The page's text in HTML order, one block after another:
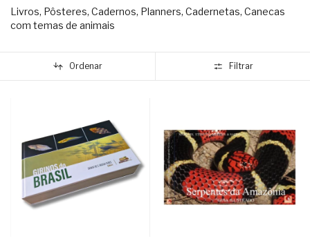
Livros, Pôsteres, Cadernos, Planners, Cadernetas, Canecas
com temas de animais
Ordenar Filtrar